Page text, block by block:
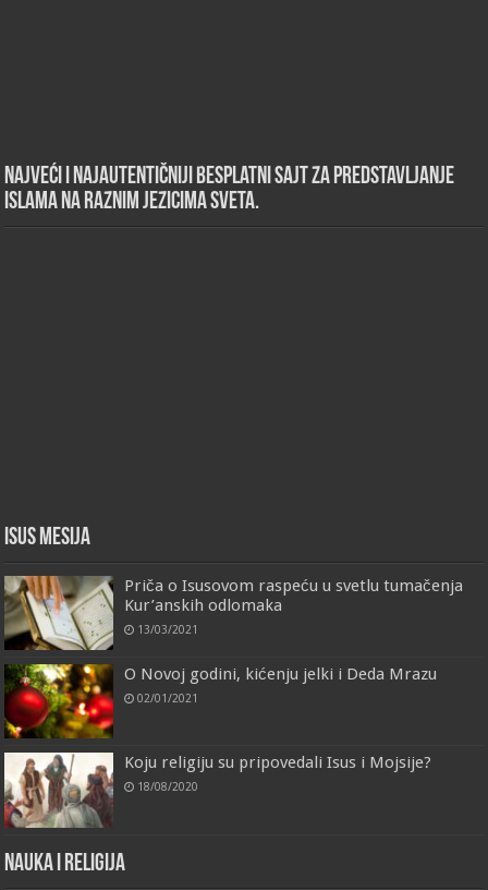
Najveći i najautentičniji besplatni sajt za predstavljanje
islama na raznim jezicima sveta.
Isus Mesija
Priča o Isusovom raspeću u svetlu tumačenja
Kur’anskih odlomaka
13/03/2021
O Novoj godini, kićenju jelki i Deda Mrazu
02/01/2021
Koju religiju su pripovedali Isus i Mojsije?
18/08/2020
Nauka i religija